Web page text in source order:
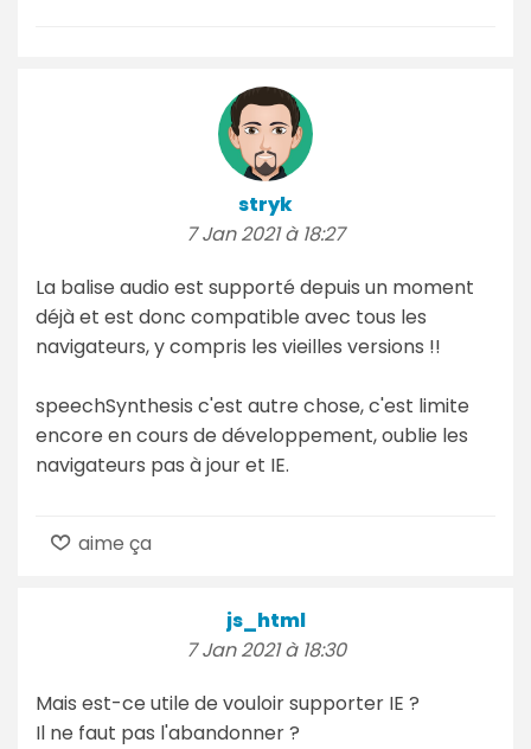
stryk
7 Jan 2021 à 18:27
La balise audio est supporté depuis un moment
déjà et est donc compatible avec tous les
navigateurs, y compris les vieilles versions !!
speechSynthesis c'est autre chose, c'est limite
encore en cours de développement, oublie les
navigateurs pas à jour et IE.
aime ça
js_html
7 Jan 2021 à 18:30
Mais est-ce utile de vouloir supporter IE ?
Il ne faut pas l'abandonner ?